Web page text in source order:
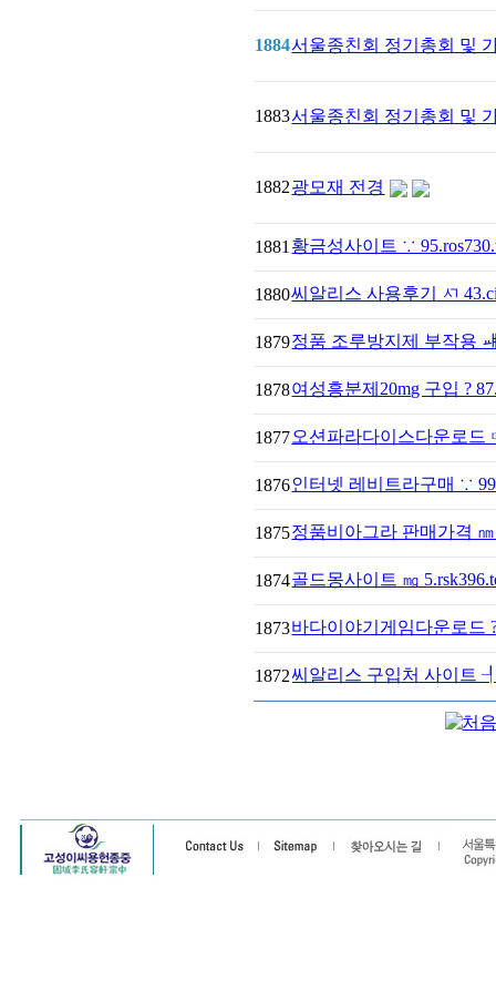
1884서울종친회 정기총회 및
1883서울종친회 정기총회 및
1882광모재 전경
1881 황금성사이트 ∵
1880씨알리스 사용후기 ㅺ
1879정품 조루방지제 부작용
1878여성흥분제20mg 구입 ?
1877오션파라다이스다운로드
1876인터넷 레비트라구매 ∵
1875정품비아그라 판매가격
1874골드몽사이트 ㎎
1873바다이야기게임다운로드
1872씨알리스 구입처 사이트